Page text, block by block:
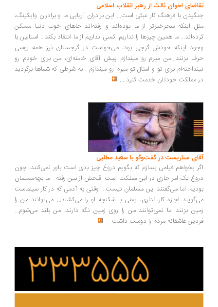
تقاضای اخوان ثالث از رهبر انقلاب اسلامی
جنگیدن با فرهنگ کار عبثی است... این برادران آریایی ما و برادران وایکینگ،
مثل اینکه سحرخیزتر از ما بوده‌اند و رفته‌اند جاهای خوب دنیا مسکن
کرده‌اند... ما همین چیزها را نداریم. کسی نداریم از ما انتقاد بکند... استالین با
وجود اینکه خودش گرجی بود، می‌خواست در گرجستان نیز همه روسی
حرف بزنند...من میرم رو میندازم پیش آقای خامنه‌ای، من برای خودم رو
نینداخته‌ام برای تو و امثال تو میرم رو میندازم... به شرطی که شماها برگردید
در مملکت خودتان خدمت کنید ...
آقای سناریست در گفت‌وگو با سعید مطلبی
اگر بخواهم فیلمی بسازم که بگویم دروغ چیز بدی است باور نمی‌کنند، چون
دروغ یک امر جاری در این مملکت است. قبحش از بین رفته... ما بچه‌مسلمان
بودیم. اما می‌گفتند این مسلمان نیست... وقتی به آدمی که در کار سینماست
می‌گویند اجازه کار نداری، یعنی با شکنجه او را می‌کشند... می‌توانند من را
زمین بزنند اما نمی‌توانند من را روی زمین نگه دارند، من بلند می‌شوم...
فردین عاشقانه مردم را دوست داشت ...